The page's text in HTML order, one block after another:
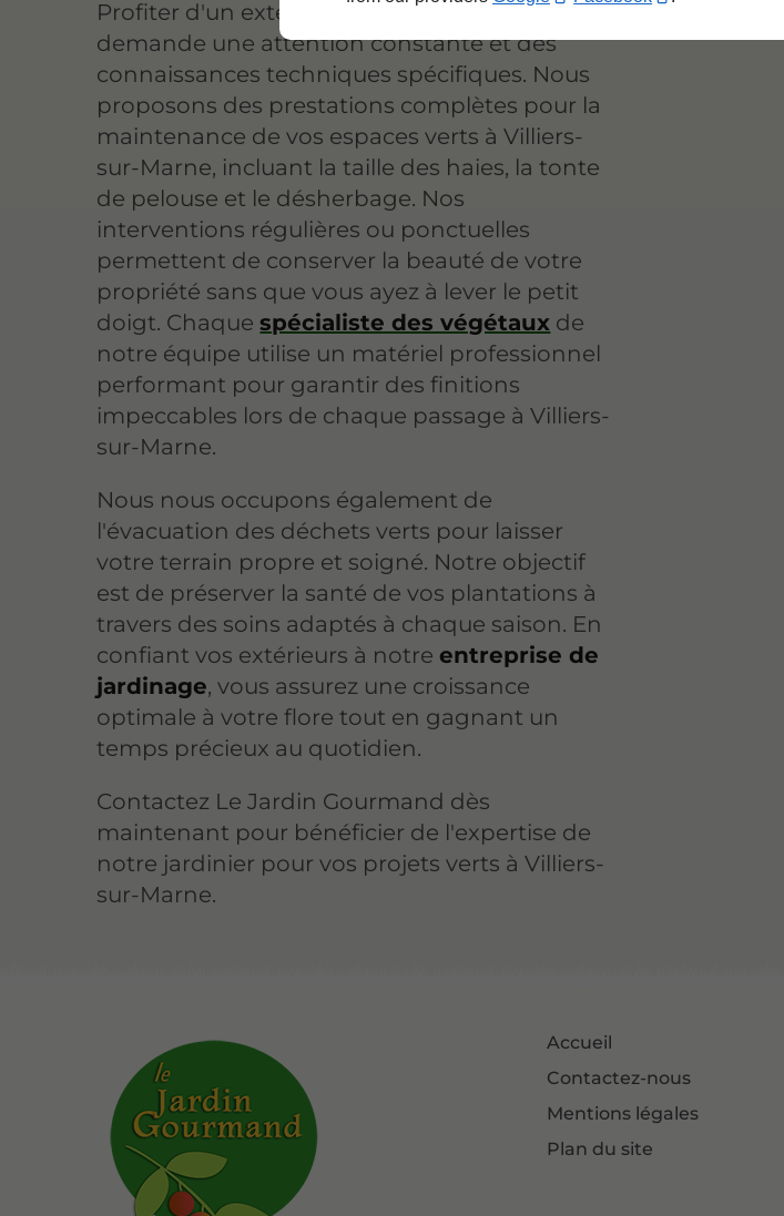
Profiter d'un extérieur verdoyant toute l'année
demande une attention constante et des
connaissances techniques spécifiques. Nous
proposons des prestations complètes pour la
maintenance de vos espaces verts à Villiers-
sur-Marne, incluant la taille des haies, la tonte
de pelouse et le désherbage. Nos
interventions régulières ou ponctuelles
permettent de conserver la beauté de votre
propriété sans que vous ayez à lever le petit
doigt. Chaquespécialiste des végétaux de
notre équipe utilise un matériel professionnel
performant pour garantir des finitions
impeccables lors de chaque passage à Villiers-
sur-Marne.
Nous nous occupons également de
l'évacuation des déchets verts pour laisser
votre terrain propre et soigné. Notre objectif
est de préserver la santé de vos plantations à
travers des soins adaptés à chaque saison. En
confiant vos extérieurs à notreentreprise de
jardinage, vous assurez une croissance
optimale à votre flore tout en gagnant un
temps précieux au quotidien.
Contactez Le Jardin Gourmand dès
maintenant pour bénéficier de l'expertise de
notre jardinier pour vos projets verts à Villiers-
sur-Marne.
Accueil
Contactez-nous
Mentions légales
Plan du site